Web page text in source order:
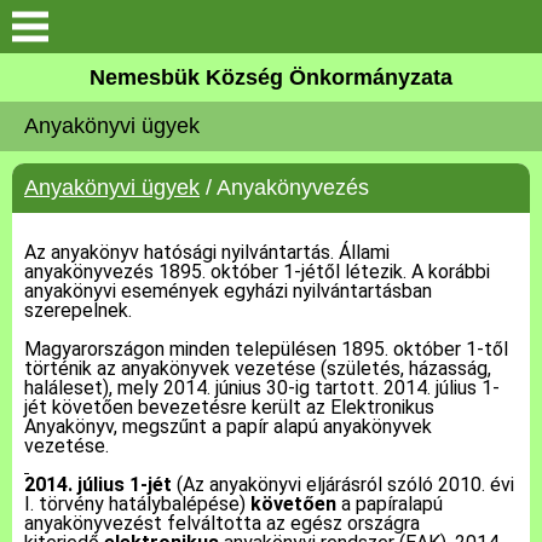
Keresés
Önkormányzat
Közös Önkormányzati
Hivatal
Zalaköveskút
Művelődési ház
Elérhetőség
MAGYAR FALU PROGRAM
Versenyképes Járások
Program
Nemesbük Község Önkormányzata
Anyakönyvi ügyek
Anyakönyvi ügyek / Anyakönyvezés
Az anyakönyv hatósági nyilvántartás. Állami
anyakönyvezés 1895. október 1-jétől létezik. A korábbi
anyakönyvi események egyházi nyilvántartásban
szerepelnek.
Magyarországon minden településen 1895. október 1-től
történik az anyakönyvek vezetése (születés, házasság,
haláleset), mely 2014. június 30-ig tartott. 2014. július 1-
jét követően bevezetésre került az Elektronikus
Anyakönyv, megszűnt a papír alapú anyakönyvek
vezetése.
2014. július 1-jét (Az anyakönyvi eljárásról szóló 2010. évi
I. törvény hatálybalépése) követően a papíralapú
anyakönyvezést felváltotta az egész országra